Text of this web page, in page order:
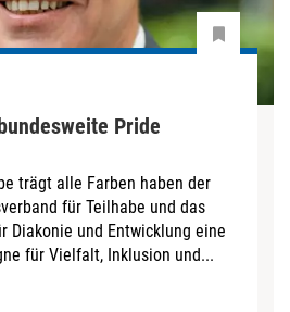
Pride
trägt alle Farben haben der
für Teilhabe und das
Diakonie und Entwicklung eine
für Vielfalt, Inklusion und...